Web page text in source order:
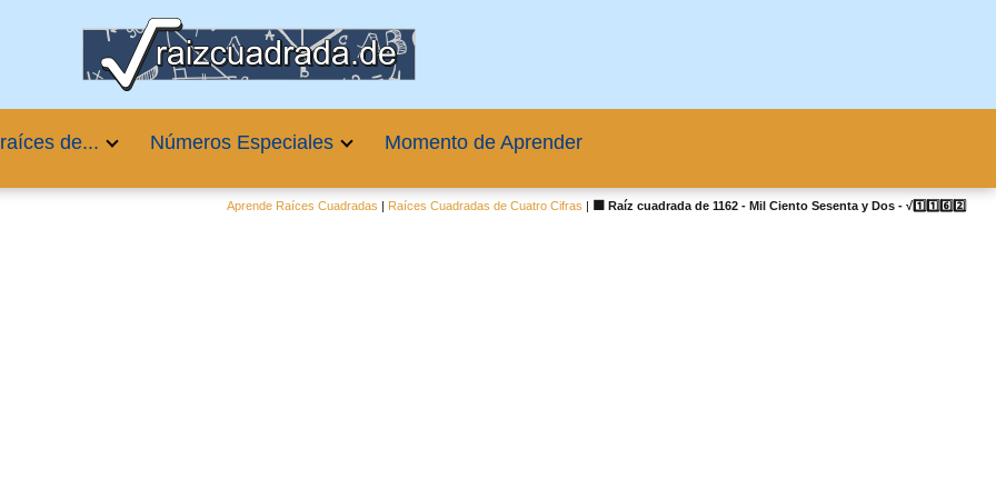
de... Números Especiales Momento de Aprender
Aprende Raíces Cuadradas | Raíces Cuadradas de Cuatro Cifras | 🟦 Raíz cuadrada de 1162 - Mil Ciento Sesenta y Dos - √1️⃣1️⃣6️⃣2️⃣